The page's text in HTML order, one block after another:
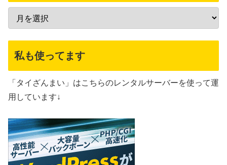
私も使ってます
「タイざんまい」はこちらのレンタルサーバーを使って運
用しています↓